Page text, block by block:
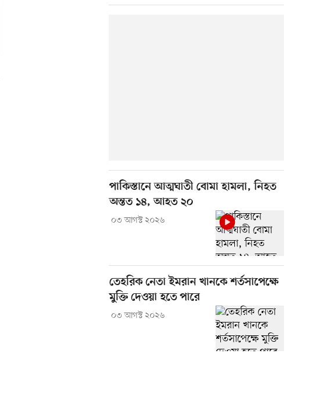
পাকিস্তানে আত্মঘাতী বোমা হামলা, নিহত
অন্তত ১৪, আহত ২০
০৩ আগস্ট ২০২৬
তেহরিক নেতা ইমরান খানকে শর্তসাপেক্ষে
মুক্তি দেওয়া হতে পারে
০৩ আগস্ট ২০২৬